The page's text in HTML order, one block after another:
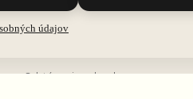
Tabuľka veľkostí
FAQ - časté otázky
Odstúpenie od zmluvy